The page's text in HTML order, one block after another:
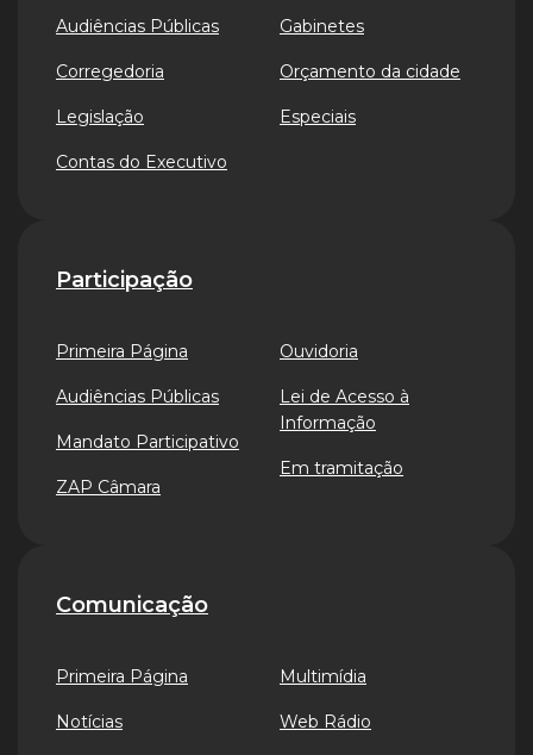
Audiências Públicas
Corregedoria
Legislação
Contas do Executivo
Gabinetes
Orçamento da cidade
Especiais
Participação
Primeira Página
Audiências Públicas
Mandato Participativo
ZAP Câmara
Ouvidoria
Lei de Acesso à
Informação
Em tramitação
Comunicação
Primeira Página
Notícias
Multimídia
Web Rádio